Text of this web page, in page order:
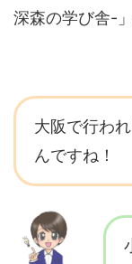
深森の学び舎-
大阪で行わ
んですね！